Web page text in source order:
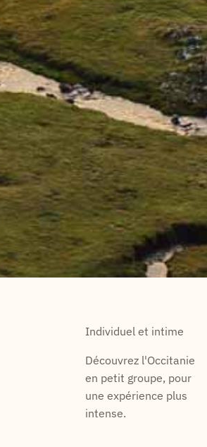
Individuel et intime
Découvrez l'Occitanie
en petit groupe, pour
une expérience plus
intense.